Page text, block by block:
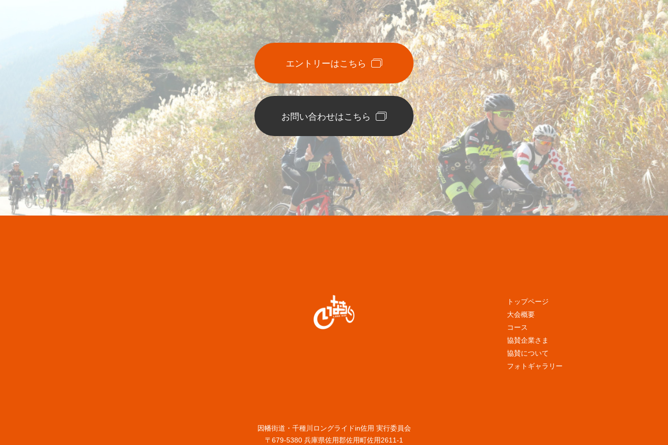
エントリーはこちら
お問い合わせはこちら
トップページ
大会概要
コース
協賛企業さま
協賛について
フォトギャラリー
因幡街道・千種川ロングライドin佐用 実行委員会
〒679-5380 兵庫県佐用郡佐用町佐用2611-1